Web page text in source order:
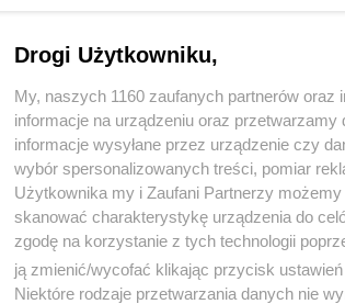
o tym wiedzieć. Moim obowiązkiem
Drogi Użytkowniku,
My, naszych 1160 zaufanych partnerów
informacje na urządzeniu oraz
informacje wysyłane przez urządzenie czy
wybór spersonalizowanych treści, pomiar
Użytkownika my i Zaufani Partnerzy
skanować charakterystykę urządzenia do
zgodę na korzystanie z tych technologii
ją zmienić/wycofać klikając przycisk
Niektóre rodzaje przetwarzania danych nie